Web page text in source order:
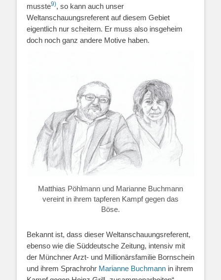
musste9), so kann auch unser
Weltanschauungsreferent auf diesem Gebiet
eigentlich nur scheitern. Er muss also insgeheim
doch noch ganz andere Motive haben.
Matthias Pöhlmann und Marianne Buchmann
vereint in ihrem tapferen Kampf gegen das
Böse.
Bekannt ist, dass dieser Weltanschauungsreferent,
ebenso wie die Süddeutsche Zeitung, intensiv mit
der Münchner Arzt- und Millionärsfamilie Bornschein
und ihrem Sprachrohr Marianne Buchmann in ihrem